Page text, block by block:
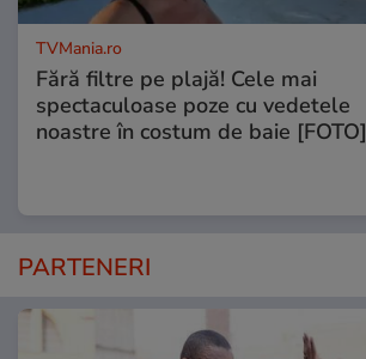
TVMania.ro
Fără filtre pe plajă! Cele mai
spectaculoase poze cu vedetele
noastre în costum de baie [FOTO]
PARTENERI